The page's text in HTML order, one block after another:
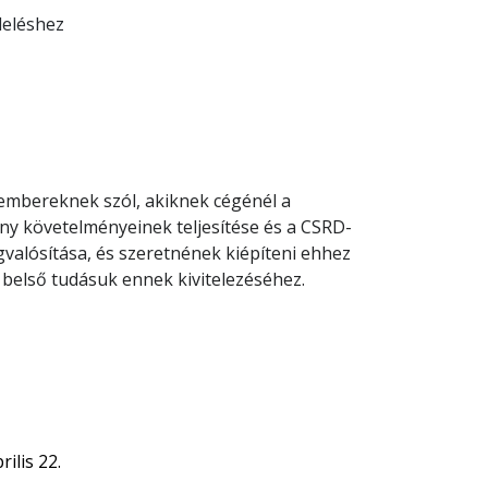
szól, akiknek cégénél a
követelményeinek teljesítése és a CSRD-
és szeretnének kiépíteni ehhez
tudásuk ennek kivitelezéséhez.
22.